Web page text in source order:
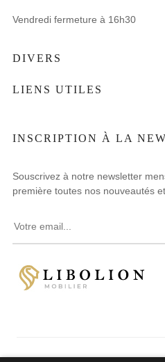
Vendredi fermeture à 16h30
DIVERS
LIENS UTILES
INSCRIPTION À LA
Souscrivez à notre newsletter
première toutes nos nouveautés